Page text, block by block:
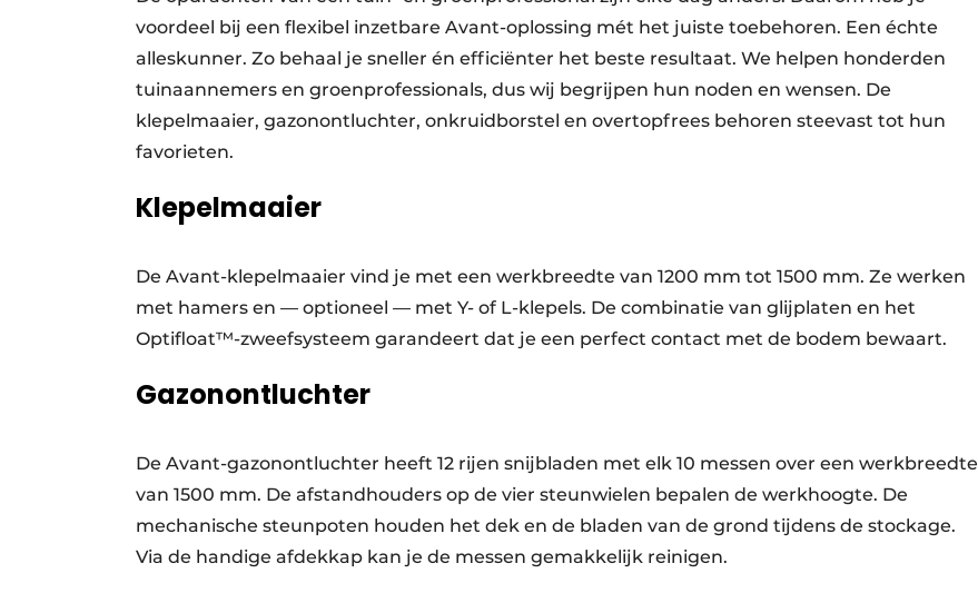
voordeel bij een flexibel inzetbare Avant-oplossing mét het juiste toebehoren. Een échte
alleskunner. Zo behaal je sneller én efficiënter het beste resultaat. We helpen honderden
tuinaannemers en groenprofessionals, dus wij begrijpen hun noden en wensen. De
klepelmaaier, gazonontluchter, onkruidborstel en overtopfrees behoren steevast tot hun
favorieten.
Klepelmaaier
De Avant-klepelmaaier vind je met een werkbreedte van 1200 mm tot 1500 mm. Ze werken
met hamers en — optioneel — met Y- of L-klepels. De combinatie van glijplaten en het
Optifloat™-zweefsysteem garandeert dat je een perfect contact met de bodem bewaart.
Gazonontluchter
De Avant-gazonontluchter heeft 12 rijen snijbladen met elk 10 messen over een werkbreedte
van 1500 mm. De afstandhouders op de vier steunwielen bepalen de werkhoogte. De
mechanische steunpoten houden het dek en de bladen van de grond tijdens de stockage.
Via de handige afdekkap kan je de messen gemakkelijk reinigen.